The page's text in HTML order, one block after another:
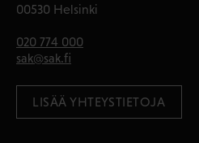
00530 Helsinki
020 774 000
sak@sak.fi
LISÄÄ YHTEYSTIETOJA